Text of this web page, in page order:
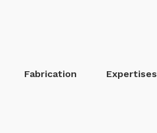
Fabrication Expertises